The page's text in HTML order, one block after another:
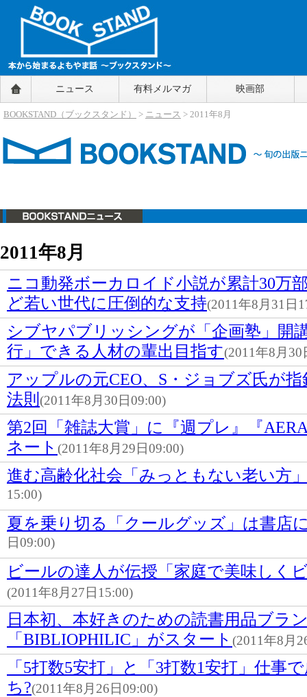
BOOKSTAND（ブックスタンド）
～本から始まるよもやま話～
BOOKSTAND（ブ
ニュース 有料メルマガ 映画部
BOOKSTAND（ブックスタンド） > ニュース > 2011年8月
2011年8月
ニコ動発ボーカロイド小説が累計30万
ど若い世代に圧倒的な支持(2011年8月31日
シブヤパブリッシングが「企画塾」開
行」できる人材の輩出目指す(2011年8月30
アップルの元CEO、S・ジョブズ氏が
法則 (2011年8月30日09:00)
第2回「雑誌大賞」に『週プレ』『
ネート (2011年8月29日09:00)
進む高齢化社会「みっともない老い方
15:00)
夏を乗り切る「クールグッズ」は書店
日09:00)
ビールの達人が伝授「家庭で美味しく
(2011年8月27日15:00)
日本初、本好きのための読書用品ブラ
「BIBLIOPHILIC」がスタート (2011年8月
「5打数5安打」と「3打数1安打」仕事
ち?(2011年8月26日09:00)